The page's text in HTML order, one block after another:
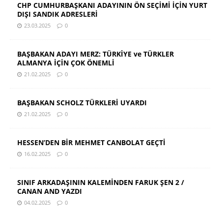
CHP CUMHURBAŞKANI ADAYININ ÖN SEÇİMİ İÇİN YURT
DIŞI SANDIK ADRESLERİ
23.03.2025 0
BAŞBAKAN ADAYI MERZ: TÜRKİYE ve TÜRKLER
ALMANYA İÇİN ÇOK ÖNEMLİ
21.02.2025 0
BAŞBAKAN SCHOLZ TÜRKLERİ UYARDI
21.02.2025 0
HESSEN’DEN BİR MEHMET CANBOLAT GEÇTİ
16.02.2025 0
SINIF ARKADAŞININ KALEMİNDEN FARUK ŞEN 2 /
CANAN AND YAZDI
04.02.2025 0